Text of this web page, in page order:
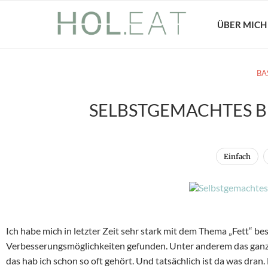
ÜBER MICH
SELBSTGEMACHTES
Einfach
Ich habe mich in letzter Zeit sehr stark mit dem Thema „Fett“
Verbesserungsmöglichkeiten gefunden. Unter anderem das
das hab ich schon so oft gehört. Und tatsächlich ist da was